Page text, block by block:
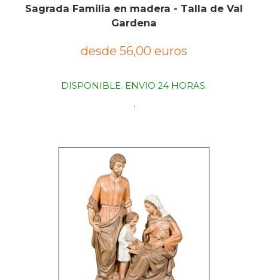
Sagrada Familia en madera - Talla de Val
Gardena
desde 56,00 euros
DISPONIBLE. ENVIO 24 HORAS.
.